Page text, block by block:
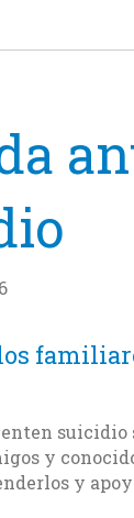
suicidio
y
y